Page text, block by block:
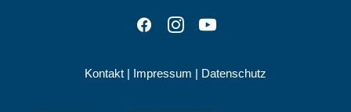
Kontakt | Impressum | Datenschutz